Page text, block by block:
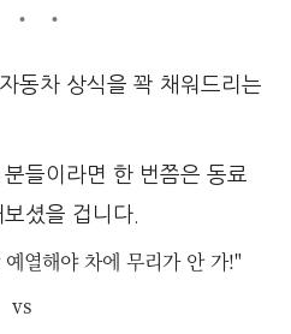
동차 상식을 꽉 채워드리는
들이라면 한 번쯤은 동료
셨을 겁니다.
열해야 차에 무리가 안 가!"
vs